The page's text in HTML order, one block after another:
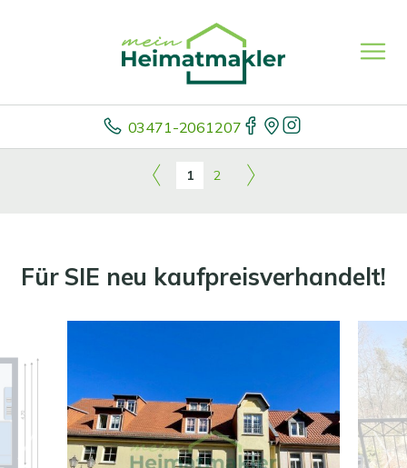
03471-2061207
1 2
Für SIE neu kaufpreisverhandelt!